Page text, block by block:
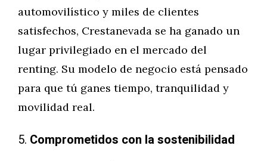
automovilístico y miles de clientes
satisfechos, Crestanevada se ha ganado un
lugar privilegiado en el mercado del
renting. Su modelo de negocio está pensado
para que tú ganes tiempo, tranquilidad y
movilidad real.
5. Comprometidos con la sostenibilidad